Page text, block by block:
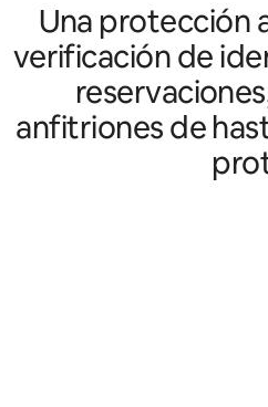
Una protección
verificación de
anfitriones de